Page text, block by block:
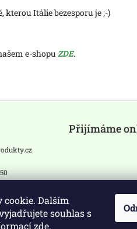
cookie. Dalším
souhlas s
zde.
Itálie bezesporu je ;-)
e-shopu ZDE.
Facebooku
Přijímáme